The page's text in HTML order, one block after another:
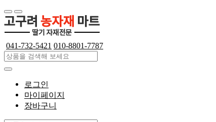
041-732-5421 010-8801-7787
로그인
마이페이지
장바구니